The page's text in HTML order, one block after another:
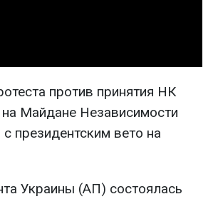
против принятия НК
Майдане Независимости
президентским вето на
Украины (АП) состоялась